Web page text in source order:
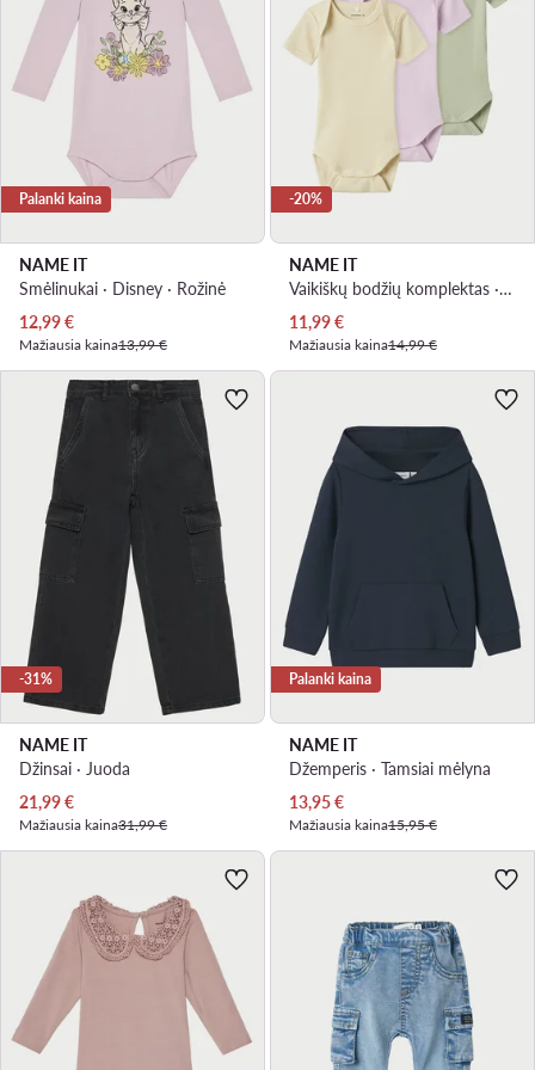
Palanki kaina
NAME IT
Smėlinukai · Disney · Rožinė
Dabartinė kaina
12,99€
Mažiausia kaina13,99 €
-20%
NAME IT
Vaikiškų bodžių komplektas · Spalvota
Dabartinė kaina
11,99€
Mažiausia kaina14,99 €
-31%
NAME IT
Džinsai · Juoda
Dabartinė kaina
21,99€
Mažiausia kaina31,99 €
Palanki kaina
NAME IT
Džemperis · Tamsiai mėlyna
Dabartinė kaina
13,95€
Mažiausia kaina15,95 €